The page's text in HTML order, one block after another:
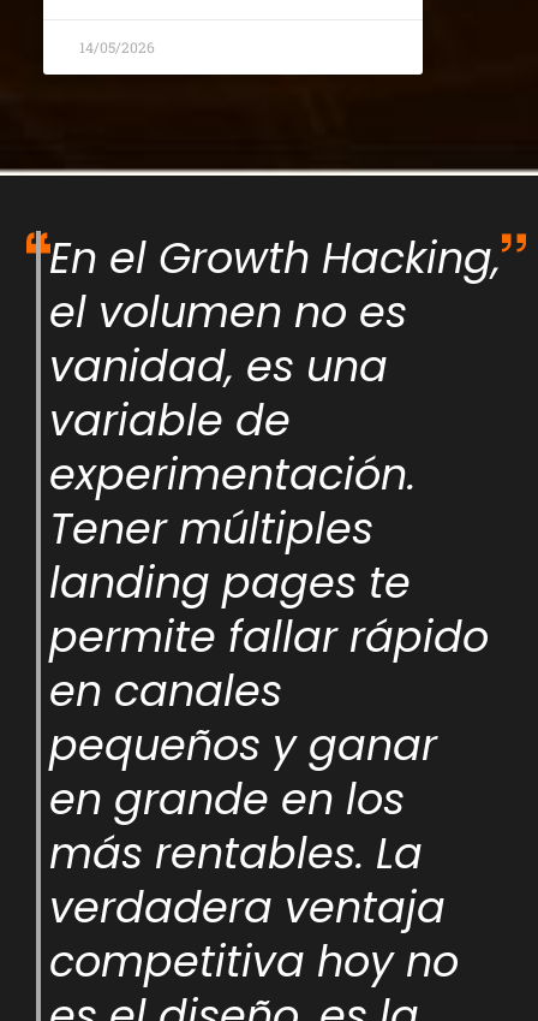
14/05/2026
En el Growth Hacking,
el volumen no es
vanidad, es una
variable de
experimentación.
Tener múltiples
landing pages te
permite fallar rápido
en canales
pequeños y ganar
en grande en los
más rentables. La
verdadera ventaja
competitiva hoy no